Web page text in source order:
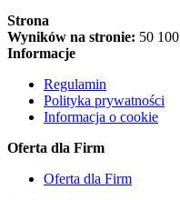
Strona
Wyników na stronie: 50 100
Informacje
Regulamin
Polityka prywatności
Informacja o cookie
Oferta dla Firm
Oferta dla Firm